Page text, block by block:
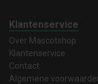
Klantenservice
Over Mascotshop
Klantenservice
Contact
Algemene